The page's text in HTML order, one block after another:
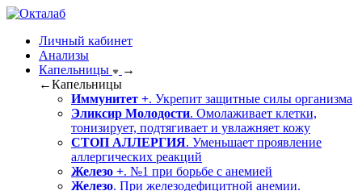
Личный кабинет
Анализы
Капельницы
→
←Капельницы
Иммунитет +. Укрепит защитные силы организма
Эликсир Молодости. Омолаживает клетки,
тонизирует, подтягивает и увлажняет кожу
СТОП АЛЛЕРГИЯ. Уменьшает проявление
аллергических реакций
Железо +. №1 при борьбе с анемией
Железо. При железодефицитной анемии.